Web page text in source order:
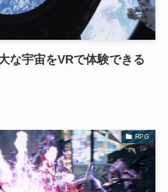
な宇宙をVRで体験できる
RPG